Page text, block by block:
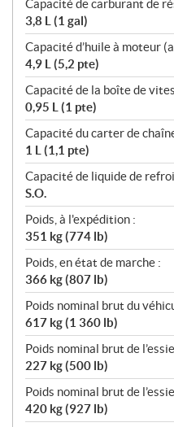
Capacité de carburant de
3,8 L (1 gal)
Capacité d’huile à moteur
4,9 L (5,2 pte)
Capacité de la boîte de
0,95 L (1 pte)
Capacité du carter de
1 L (1,1 pte)
Capacité de liquide de
S.O.
Poids, à l'expédition :
351 kg (774 lb)
Poids, en état de marche :
366 kg (807 lb)
Poids nominal brut du
617 kg (1 360 lb)
Poids nominal brut de
227 kg (500 lb)
Poids nominal brut de
420 kg (927 lb)